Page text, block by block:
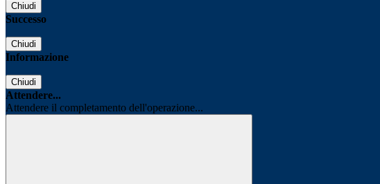
Chiudi
Successo
Chiudi
Informazione
Chiudi
Attendere...
Attendere il completamento dell'operazione...